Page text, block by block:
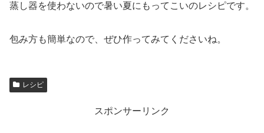
蒸し器を使わないので暑い夏にもってこいのレシピです。
包み方も簡単なので、ぜひ作ってみてくださいね。
レシピ
スポンサーリンク